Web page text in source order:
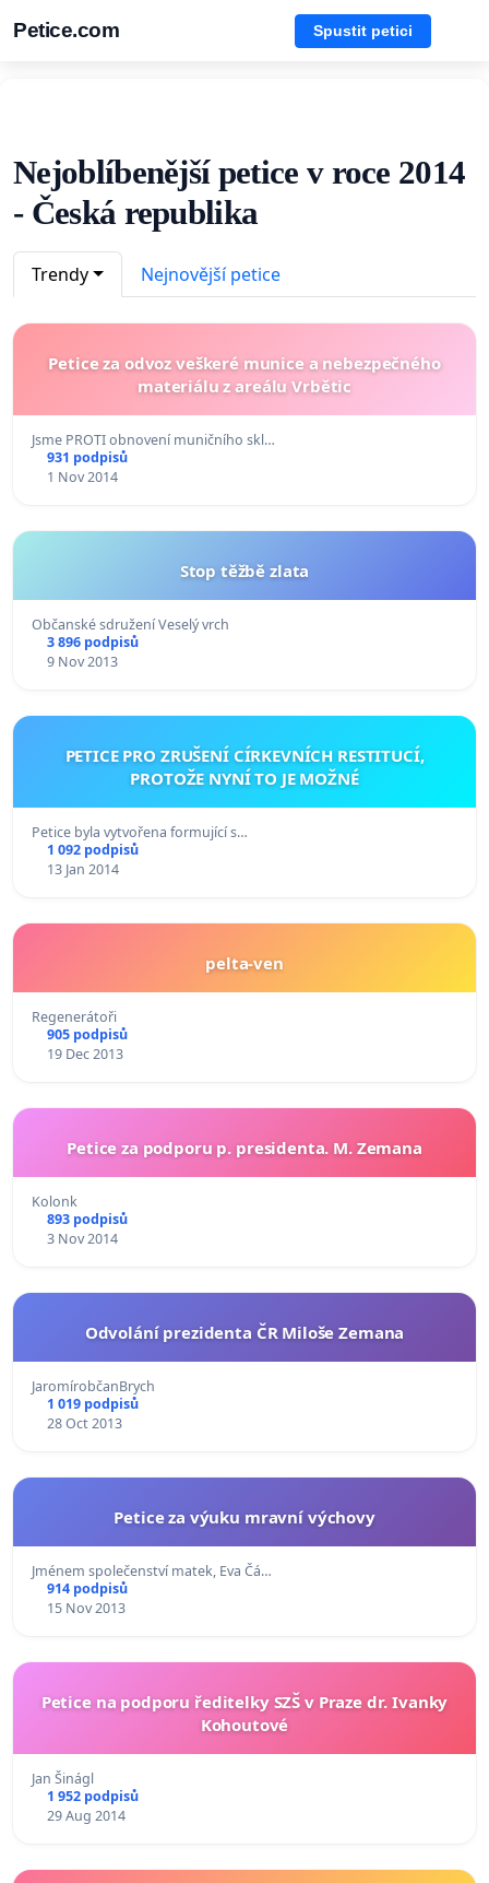
Petice.com Spustit petici
Nejoblíbenější petice v roce 2014
- Česká republika
Trendy Nejnovější petice
Petice za odvoz veškeré munice a nebezpečného
materiálu z areálu Vrbětic
Jsme PROTI obnovení muničního skl…
931 podpisů
1 Nov 2014
Stop těžbě zlata
Občanské sdružení Veselý vrch
3 896 podpisů
9 Nov 2013
PETICE PRO ZRUŠENÍ CÍRKEVNÍCH RESTITUCÍ,
PROTOŽE NYNÍ TO JE MOŽNÉ
Petice byla vytvořena formující s…
1 092 podpisů
13 Jan 2014
pelta-ven
Regenerátoři
905 podpisů
19 Dec 2013
Petice za podporu p. presidenta. M. Zemana
Kolonk
893 podpisů
3 Nov 2014
Odvolání prezidenta ČR Miloše Zemana
JaromírobčanBrych
1 019 podpisů
28 Oct 2013
Petice za výuku mravní výchovy
Jménem společenství matek, Eva Čá…
914 podpisů
15 Nov 2013
Petice na podporu ředitelky SZŠ v Praze dr. Ivanky
Kohoutové
Jan Šinágl
1 952 podpisů
29 Aug 2014